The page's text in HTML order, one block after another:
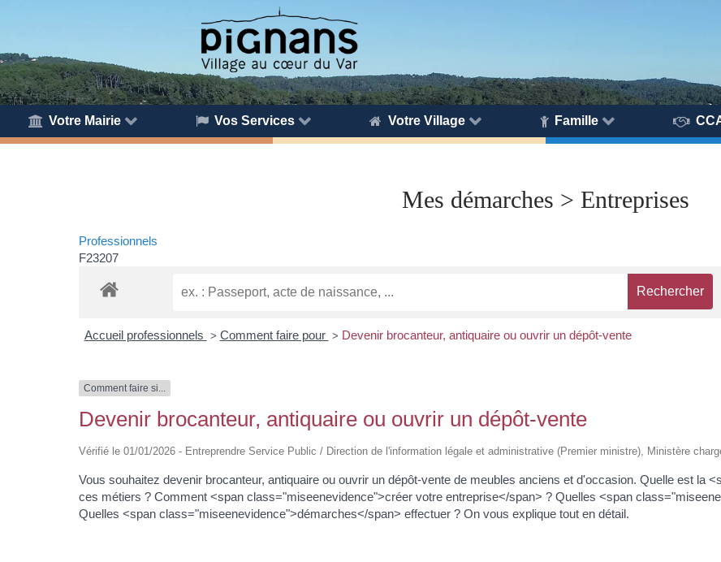
Votre Mairie Vos Services Votre Village Famille
Mes démarches > Entreprises
Professionnels
F23207
Accueil professionnels > Comment faire pour > Devenir brocanteur, antiquaire ou ouvrir un dépôt-vente
Comment faire si...
Devenir brocanteur, antiquaire ou ouvrir un dépôt-vente
Vérifié le 01/01/2026 - Entreprendre Service Public / Direction de l'information légale et administrative (Premier ministre), Ministère
Vous souhaitez devenir brocanteur, antiquaire ou ouvrir un dépôt-vente de meubles anciens et d'occasion. Quelle est la
ces métiers ? Comment <span class="miseenevidence">créer votre entreprise</span> ? Quelles <span
Quelles <span class="miseenevidence">démarches</span> effectuer ? On vous explique tout en détail.